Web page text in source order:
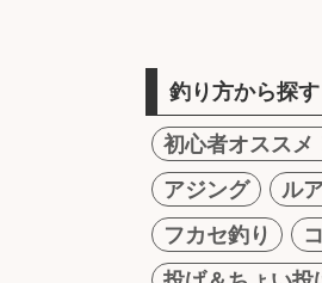
釣り方から探す
初心者オススメ
アジング
ル
フカセ釣り